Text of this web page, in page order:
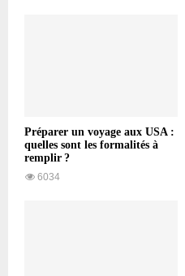
Préparer un voyage aux USA :
quelles sont les formalités à
remplir ?
6034